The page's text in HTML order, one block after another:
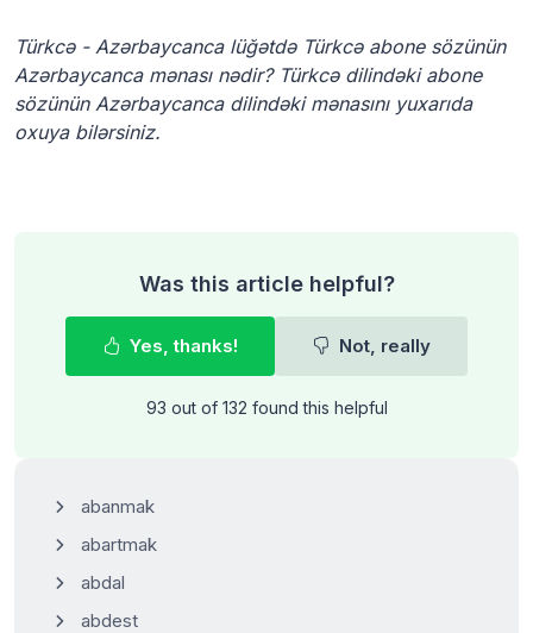
Türkcə - Azərbaycanca lüğətdə Türkcə abone sözünün
Azərbaycanca mənası nədir? Türkcə dilindəki abone
sözünün Azərbaycanca dilindəki mənasını yuxarıda
oxuya bilərsiniz.
Was this article helpful?
Yes, thanks! Not, really
93 out of 132 found this helpful
abanmak
abartmak
abdal
abdest